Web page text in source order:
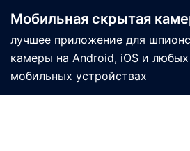
Мобильная скрытая
лучшее приложение для
камеры на Android, iOS и любых
мобильных устройствах